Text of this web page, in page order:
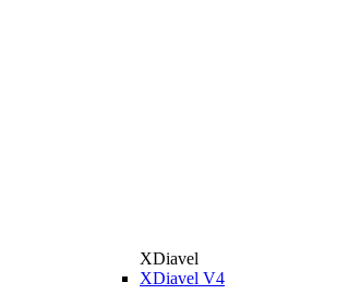
XDiavel
XDiavel V4